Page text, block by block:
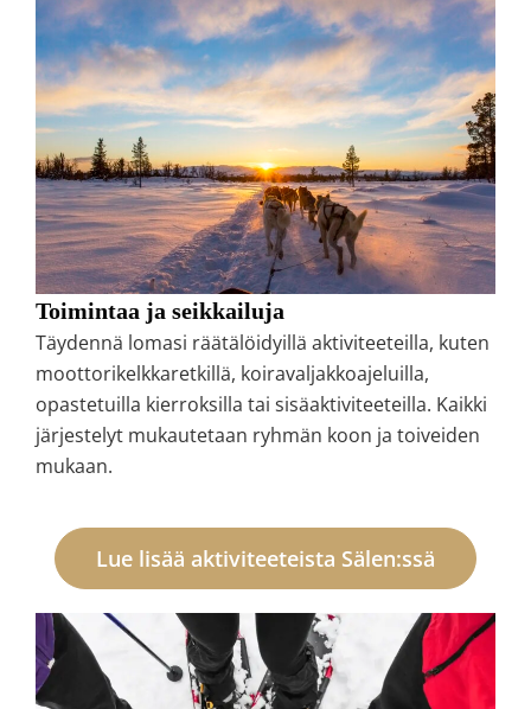
Toimintaa ja seikkailuja
Täydennä lomasi räätälöidyillä aktiviteeteilla, kuten
moottorikelkkaretkillä, koiravaljakkoajeluilla,
opastetuilla kierroksilla tai sisäaktiviteeteilla. Kaikki
järjestelyt mukautetaan ryhmän koon ja toiveiden
mukaan.
Lue lisää aktiviteeteista Sälen:ssä